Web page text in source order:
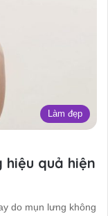
Làm đẹp
quả hiện
do mụn lưng không